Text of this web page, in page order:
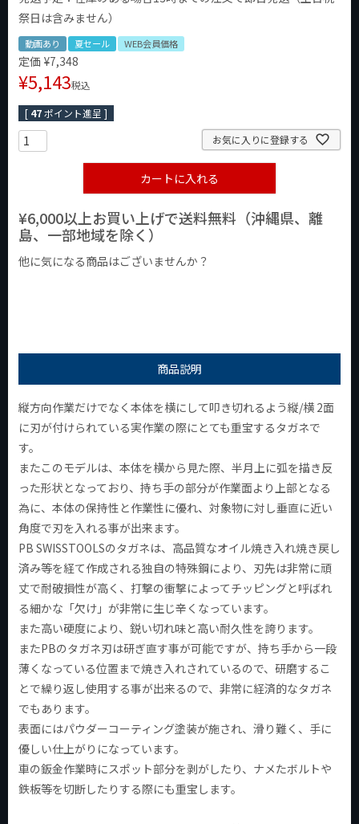
祭日は含みません）
動画あり 夏セール WEB会員価格
定価 ¥7,348
¥5,143税込
[ 47ポイント進呈 ]
お気に入りに登録する
カートに入れる
¥6,000以上お買い上げで送料無料（沖縄県、離
島、一部地域を除く）
他に気になる商品はございませんか？
商品説明
縦方向作業だけでなく本体を横にして叩き切れるよう縦/横 2面
に刃が付けられている実作業の際にとても重宝するタガネで
す。
またこのモデルは、本体を横から見た際、半月上に弧を描き反
った形状となっており、持ち手の部分が作業面より上部となる
為に、本体の保持性と作業性に優れ、対象物に対し垂直に近い
角度で刃を入れる事が出来ます。
PB SWISSTOOLSのタガネは、高品質なオイル焼き入れ焼き戻し
済み等を経て作成される独自の特殊鋼により、刃先は非常に頑
丈で耐破損性が高く、打撃の衝撃によってチッピングと呼ばれ
る細かな「欠け」が非常に生じ辛くなっています。
また高い硬度により、鋭い切れ味と高い耐久性を誇ります。
またPBのタガネ刃は研ぎ直す事が可能ですが、持ち手から一段
薄くなっている位置まで焼き入れされているので、研磨するこ
とで繰り返し使用する事が出来るので、非常に経済的なタガネ
でもあります。
表面にはパウダーコーティング塗装が施され、滑り難く、手に
優しい仕上がりになっています。
車の鈑金作業時にスポット部分を剥がしたり、ナメたボルトや
鉄板等を切断したりする際にも重宝します。